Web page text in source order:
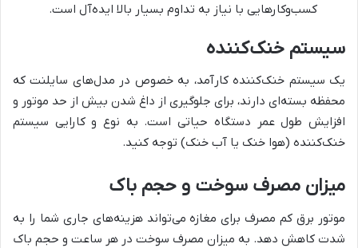
کسب‌وکارهایی با نیاز به تداوم بسیار بالا ایده‌آل است.
سیستم خنک‌کننده
یک سیستم خنک‌کننده کارآمد، به خصوص در مدل‌های سایلنت که
محفظه بسته‌ای دارند، برای جلوگیری از داغ شدن بیش از حد موتور و
افزایش طول عمر دستگاه حیاتی است. به نوع و کارایی سیستم
خنک‌کننده (هوا خنک یا آب خنک) توجه کنید.
میزان مصرف سوخت و حجم باک
موتور برق کم مصرف برای مغازه می‌تواند هزینه‌های جاری شما را به
شدت کاهش دهد. به میزان مصرف سوخت در هر ساعت و حجم باک